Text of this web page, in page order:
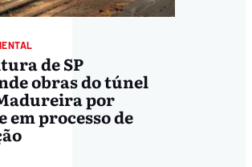
de SP
obras do túnel
por
em processo de